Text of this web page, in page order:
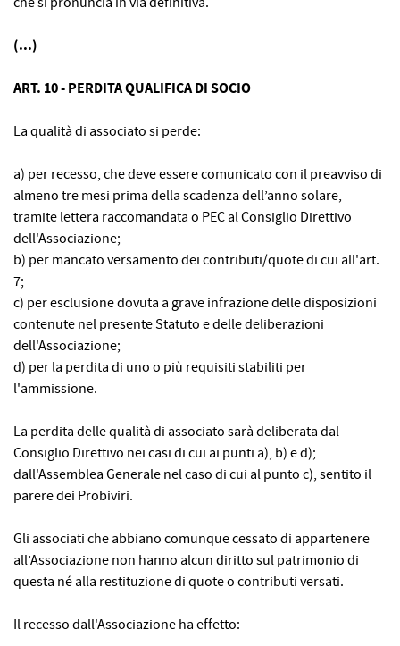
(...)
ART. 10 - PERDITA QUALIFICA DI SOCIO
La qualità di associato si perde:
a) per recesso, che deve essere comunicato con il preavviso di
almeno tre mesi prima della scadenza dell’anno solare,
tramite lettera raccomandata o PEC al Consiglio Direttivo
dell'Associazione;
b) per mancato versamento dei contributi/quote di cui all'art.
7;
c) per esclusione dovuta a grave infrazione delle disposizioni
contenute nel presente Statuto e delle deliberazioni
dell'Associazione;
d) per la perdita di uno o più requisiti stabiliti per
l'ammissione.
La perdita delle qualità di associato sarà deliberata dal
Consiglio Direttivo nei casi di cui ai punti a), b) e d);
dall'Assemblea Generale nel caso di cui al punto c), sentito il
parere dei Probiviri.
Gli associati che abbiano comunque cessato di appartenere
all’Associazione non hanno alcun diritto sul patrimonio di
questa né alla restituzione di quote o contributi versati.
Il recesso dall'Associazione ha effetto: